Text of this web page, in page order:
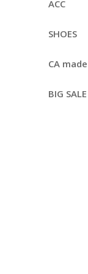
ACC
SHOES
CA made
BIG SALE